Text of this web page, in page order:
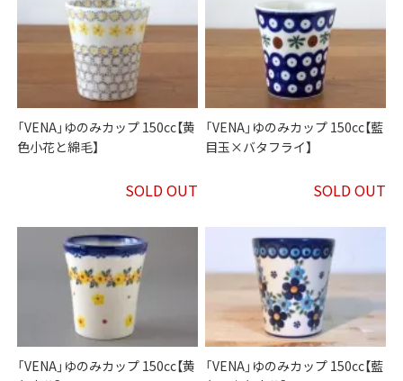
「VENA」ゆのみカップ 150cc【黄
色小花と綿毛】
SOLD OUT
「VENA」ゆのみカップ 150cc【藍
目玉×バタフライ】
SOLD OUT
「VENA」ゆのみカップ 150cc【黄
「VENA」ゆのみカップ 150cc【藍